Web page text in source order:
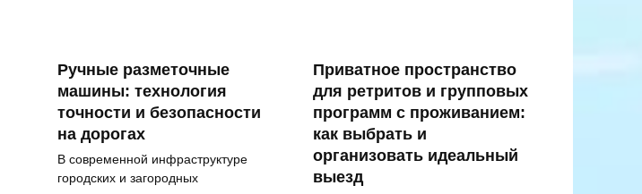
Ручные разметочные
машины: технология
точности и безопасности
на дорогах
В современной инфраструктуре
городских и загородных
Приватное пространство
для ретритов и групповых
программ с проживанием:
как выбрать и
организовать идеальный
выезд